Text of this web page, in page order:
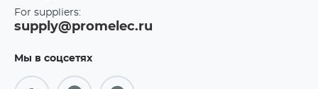
For suppliers:
supply@promelec.ru
Мы в соцсетях